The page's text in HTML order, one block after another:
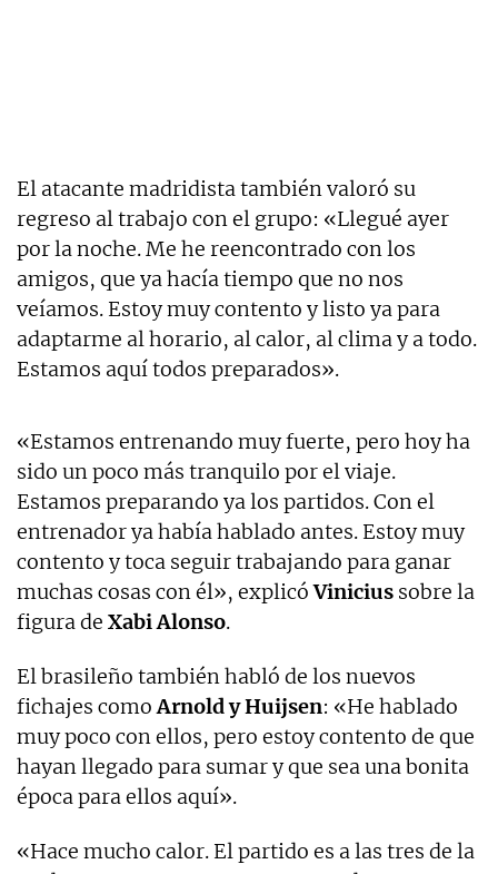
El atacante madridista también valoró su
regreso al trabajo con el grupo: «Llegué ayer
por la noche. Me he reencontrado con los
amigos, que ya hacía tiempo que no nos
veíamos. Estoy muy contento y listo ya para
adaptarme al horario, al calor, al clima y a todo.
Estamos aquí todos preparados».
«Estamos entrenando muy fuerte, pero hoy ha
sido un poco más tranquilo por el viaje.
Estamos preparando ya los partidos. Con el
entrenador ya había hablado antes. Estoy muy
contento y toca seguir trabajando para ganar
muchas cosas con él», explicóVinicius sobre la
figura de Xabi Alonso.
El brasileño también habló de los nuevos
fichajes comoArnold y Huijsen: «He hablado
muy poco con ellos, pero estoy contento de que
hayan llegado para sumar y que sea una bonita
época para ellos aquí».
«Hace mucho calor. El partido es a las tres de la